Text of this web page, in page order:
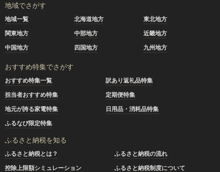
地域でさがす
地域一覧 北海道地方
東北地方
関東地方
中部地方
近畿地方
中国地方
四国地方 九州地方
おすすめ特集でさがす
おすすめ特集一覧
訳あり返礼品特集
担当者おすすめ特集
定期便特集
地元が誇る家電特集
日用品・消耗品特集
ふるなび限定特集
ふるさと納税を知る
ふるさと納税とは？
ふるさと納税の流れ
控除上限額シミュレーション
ふるさと納税制度について